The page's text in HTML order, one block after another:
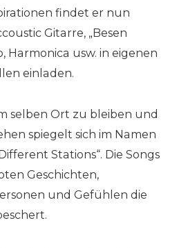
findet er nun
Gitarre, „Besen
Harmonica usw. in eigenen
einladen.
selben Ort zu bleiben und
spiegelt sich im Namen
Stations“. Die Songs
Geschichten,
und Gefühlen die